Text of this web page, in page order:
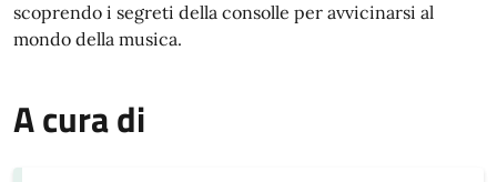
scoprendo i segreti della consolle per avvicinarsi al
mondo della musica.
A cura di